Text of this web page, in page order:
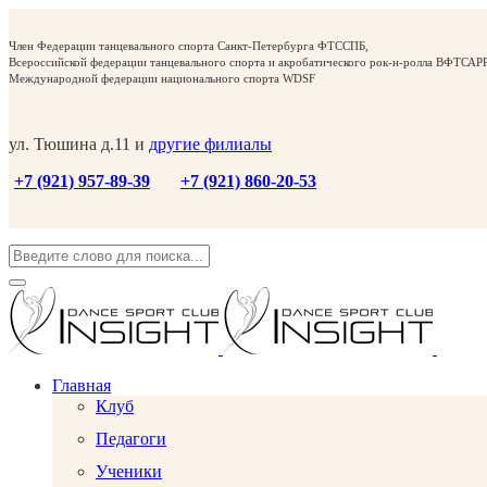
Член Федерации танцевального спорта Санкт-Петербурга ФТССПБ,
Всероссийской федерации танцевального спорта и акробатического рок-н-ролла
Международной федерации национального спорта WDSF
ул. Тюшина д.11 и другие филиалы
+7 (921) 957-89-39
+7 (921) 860-20-53
Главная
Клуб
Педагоги
Ученики